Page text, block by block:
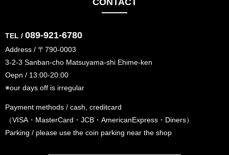
CONTACT
TEL / 089-921-6780
Address / 〒790-0003
3-2-3 Sanban-cho Matsuyama-shi Ehime-ken
Oepn / 13:00-20:00
※our days off is irregular
Payment methods / cash, creditcard
（VISA・MasterCard・JCB・AmericanExpress・Diners）
Parking / please use the coin parking near the shop